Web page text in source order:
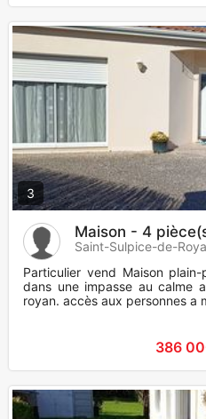
3
Maison - 4
Saint-Sulpice-de-
Particulier vend Maison
dans une impasse au calme
royan. accès aux personnes a
386